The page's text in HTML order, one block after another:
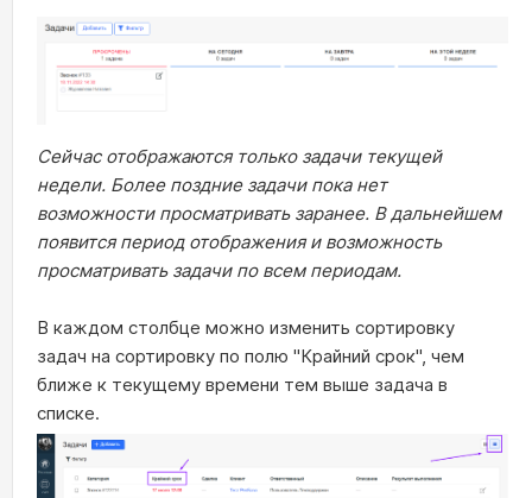
Сейчас отображаются только задачи текущей
недели. Более поздние задачи пока нет
возможности просматривать заранее. В дальнейшем
появится период отображения и возможность
просматривать задачи по всем периодам.
В каждом столбце можно изменить сортировку
задач на сортировку по полю "Крайний срок", чем
ближе к текущему времени тем выше задача в
списке.